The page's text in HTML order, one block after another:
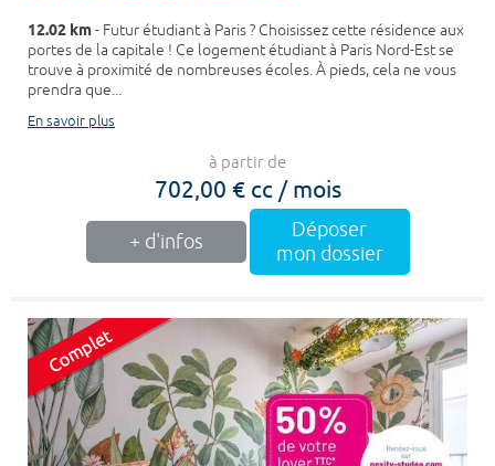
12.02 km- Futur étudiant à Paris ? Choisissez cette résidence aux
portes de la capitale ! Ce logement étudiant à Paris Nord-Est se
trouve à proximité de nombreuses écoles. À pieds, cela ne vous
prendra que...
En savoir plus
à partir de
702,00 € cc / mois
+ d'infos
Déposer
mon dossier